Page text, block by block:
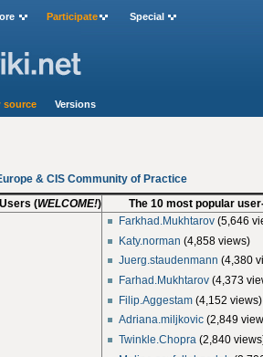
& CIS Community of Practice
(WELCOME!)
The 10 most popular
Farkhad.Mukhtarov ‎(5,646
Katy.norman ‎(4,858 views)
Juerg.staudenmann ‎(4,380
Farhad.Mukhtarov ‎(4,373
Filip.Aggestam ‎(4,152 views)
Adriana.miljkovic ‎(2,849
Twinkle.Chopra ‎(2,840
Participate Special
source Versions